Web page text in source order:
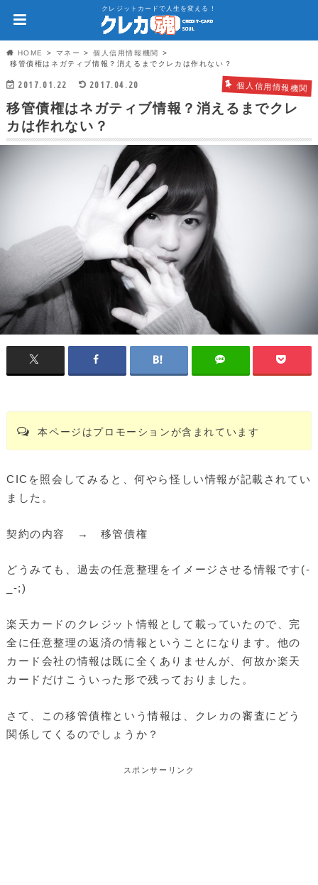
クレジットカードで人生を変える！
HOME マネー
個人信用情報機関
移管債権はネガティブ情報？消えるまでクレカは作れない？
2017.01.22 2017.04.20 個人信用情報機関
移管債権はネガティブ情報？消えるまでクレ
カは作れない？
本ページはプロモーションが含まれています
CICを照会してみると、何やら怪しい情報が記載されてい
ました。
契約の内容 → 移管債権
どうみても、過去の任意整理をイメージさせる情報です(-
_-;)
楽天カードのクレジット情報として載っていたので、完
全に任意整理の返済の情報ということになります。他の
カード会社の情報は既に全くありませんが、何故か楽天
カードだけこういった形で残っておりました。
さて、この移管債権という情報は、クレカの審査にどう
関係してくるのでしょうか？
スポンサーリンク